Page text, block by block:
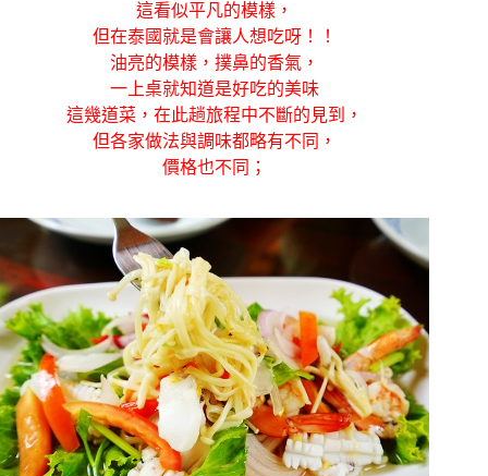
這看似平凡的模樣，
但在泰國就是會讓人想吃呀！！
油亮的模樣，撲鼻的香氣，
一上桌就知道是好吃的美味
這幾道菜，在此趟旅程中不斷的見到，
但各家做法與調味都略有不同，
價格也不同；